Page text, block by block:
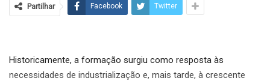
Partilhar Facebook Twitter
Historicamente, a formação surgiu como resposta às
necessidades de industrialização e, mais tarde, à crescente